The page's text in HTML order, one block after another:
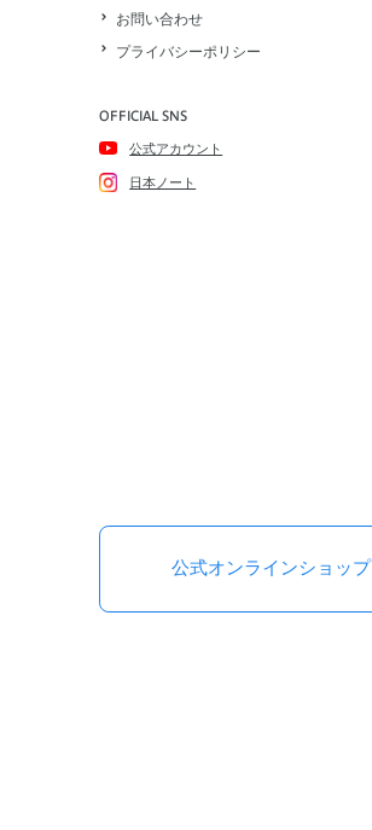
お問い合わせ
プライバシーポリシー
OFFICIAL SNS
公式アカウント
日本ノート
公式オンラインショップ